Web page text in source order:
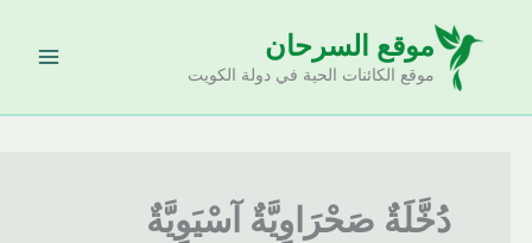
موقع السرحان
موقع الكائنات الحية في دولة الكويت
دُخَّلَةٌ صَحْرَاوِيَّةٌ آسْيَوِيَّةٌ